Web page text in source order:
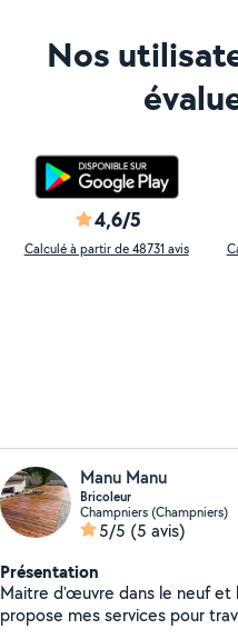
Nos
4,6/5
Calculé à partir de 48731 avis
Manu Manu
Bricoleur
Champniers (Champniers)
5/5 (5 avis)
Présentation
Maitre d'œuvre dans le neuf et
propose mes services pour